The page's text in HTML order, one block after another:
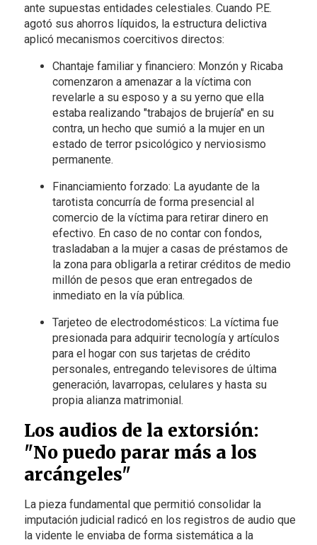
ante supuestas entidades celestiales. Cuando P.E.
agotó sus ahorros líquidos, la estructura delictiva
aplicó mecanismos coercitivos directos:
Chantaje familiar y financiero: Monzón y Ricaba
comenzaron a amenazar a la víctima con
revelarle a su esposo y a su yerno que ella
estaba realizando "trabajos de brujería" en su
contra, un hecho que sumió a la mujer en un
estado de terror psicológico y nerviosismo
permanente.
Financiamiento forzado: La ayudante de la
tarotista concurría de forma presencial al
comercio de la víctima para retirar dinero en
efectivo. En caso de no contar con fondos,
trasladaban a la mujer a casas de préstamos de
la zona para obligarla a retirar créditos de medio
millón de pesos que eran entregados de
inmediato en la vía pública.
Tarjeteo de electrodomésticos: La víctima fue
presionada para adquirir tecnología y artículos
para el hogar con sus tarjetas de crédito
personales, entregando televisores de última
generación, lavarropas, celulares y hasta su
propia alianza matrimonial.
Los audios de la extorsión:
"No puedo parar más a los
arcángeles"
La pieza fundamental que permitió consolidar la
imputación judicial radicó en los registros de audio que
la vidente le enviaba de forma sistemática a la